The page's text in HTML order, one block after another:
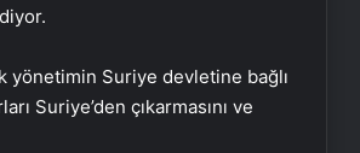
yönetimin Suriye devletine bağlı
Suriye’den çıkarmasını ve